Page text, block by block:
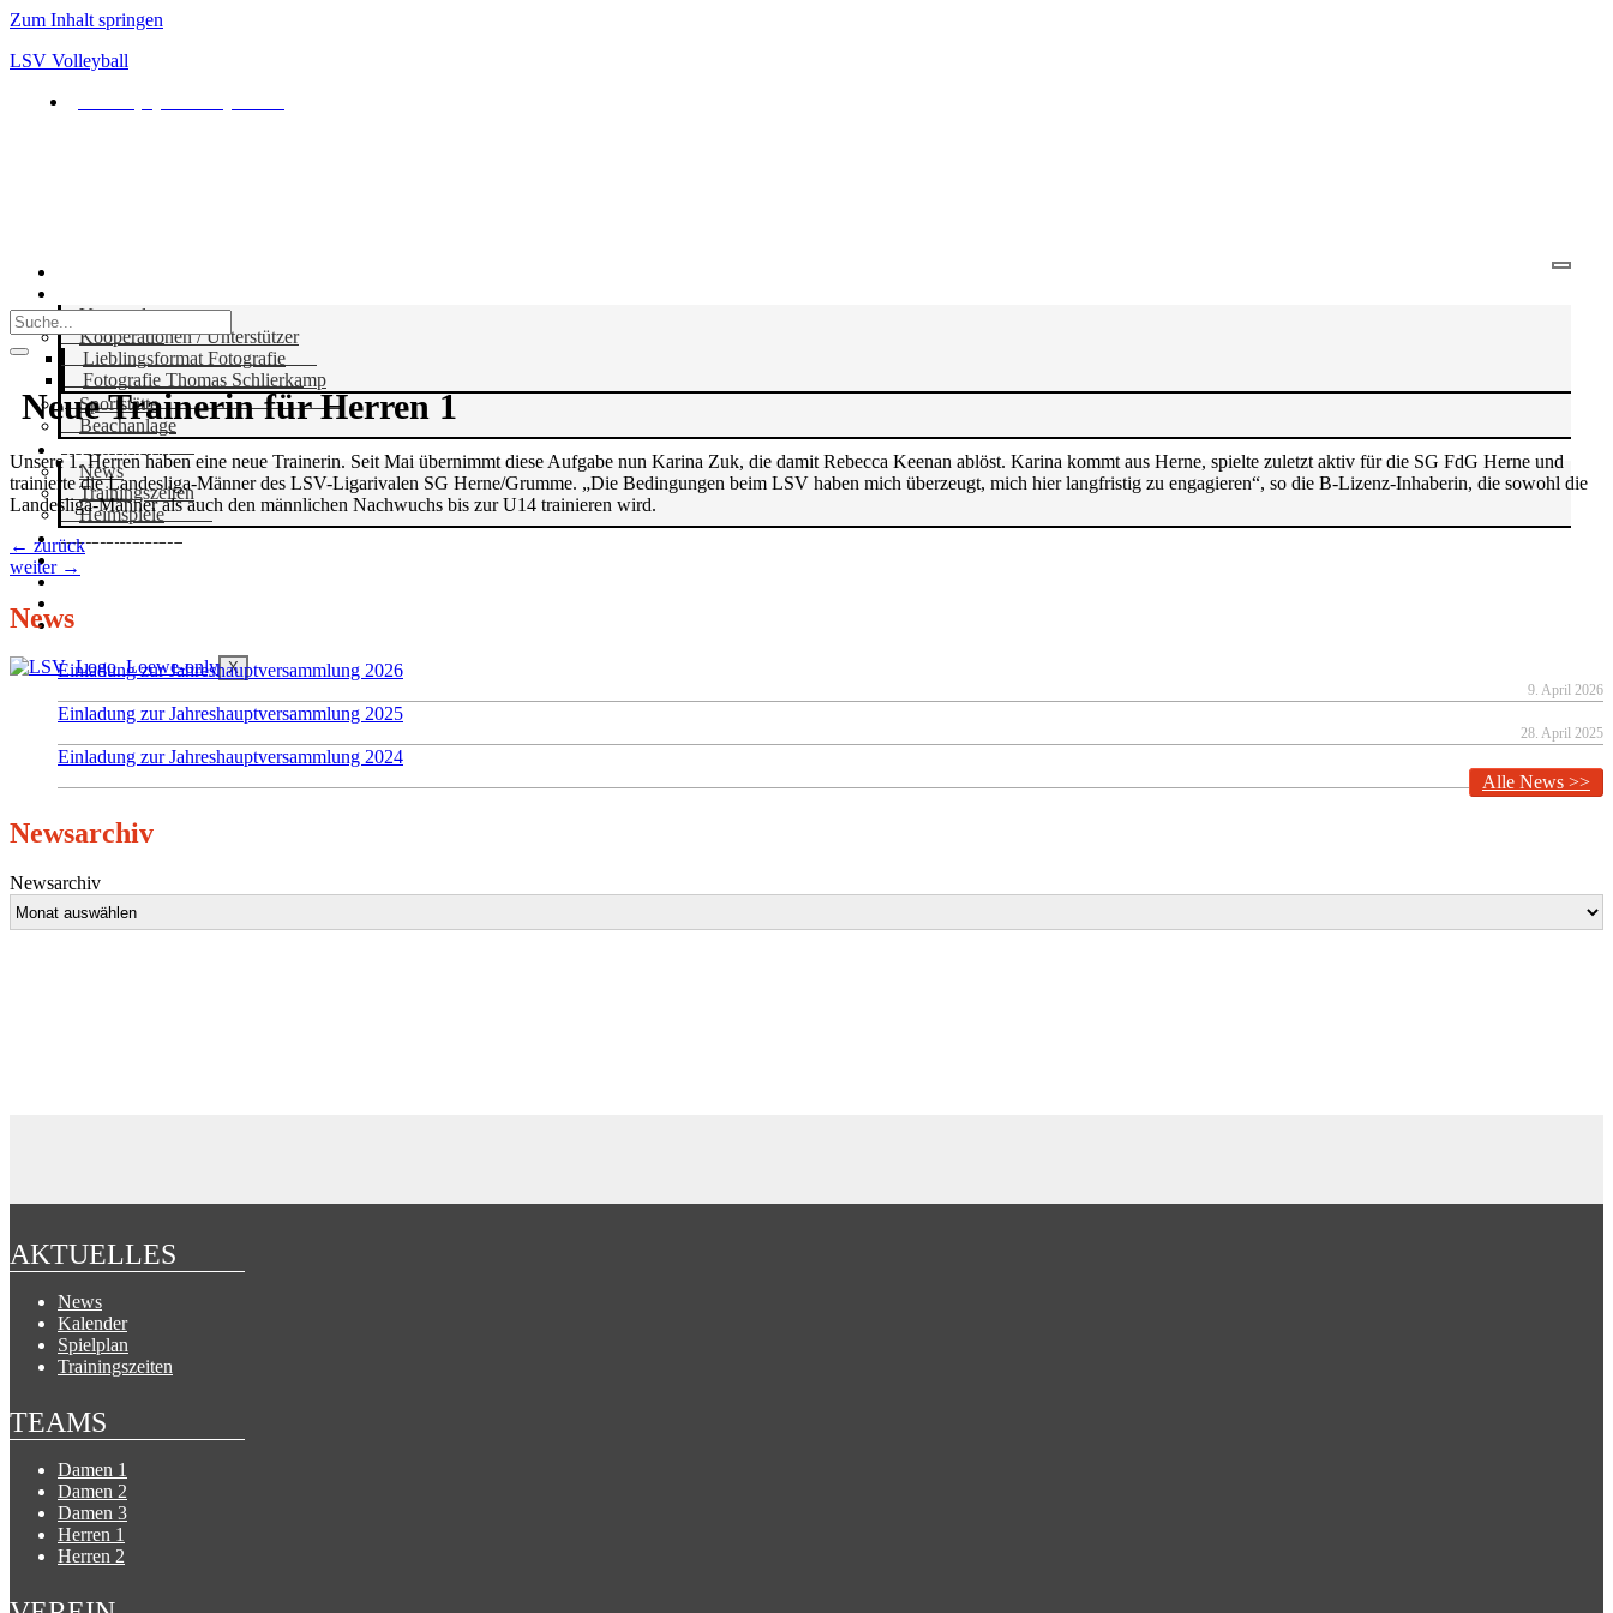
Zum Inhalt springen
LSV Volleyball
Vorstand
Kooperationen / Unterstützer
Lieblingsformat Fotografie
Fotografie Thomas Schlierkamp
Sportstätte
Beachanlage
AKTUELLES
News
Trainingszeiten
Heimspiele
MANNSCHAFTEN
DOWNLOADS
KONTAKT
LINKS
X
Neue Trainerin für Herren 1
Unsere 1. Herren haben eine neue Trainerin. Seit Mai übernimmt diese Aufgabe nun Karina Zuk, die damit Rebecca Keenan ablöst. Karina kommt aus Herne, spielte zuletzt aktiv für die SG FdG Herne und
trainierte die Landesliga-Männer des LSV-Ligarivalen SG Herne/Grumme. „Die Bedingungen beim LSV haben mich überzeugt, mich hier langfristig zu engagieren“, so die B-Lizenz-Inhaberin, die sowohl die
Landesliga-Männer als auch den männlichen Nachwuchs bis zur U14 trainieren wird.
← zurück
weiter →
News
Einladung zur Jahreshauptversammlung 2026
9. April 2026
Einladung zur Jahreshauptversammlung 2025
28. April 2025
Einladung zur Jahreshauptversammlung 2024
19. März 2024
Alle News >>
Newsarchiv
Newsarchiv
AKTUELLES
News
Kalender
Spielplan
Trainingszeiten
TEAMS
Damen 1
Damen 2
Damen 3
Herren 1
Herren 2